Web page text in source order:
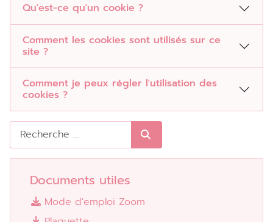
Qu'est-ce qu'un cookie ?
Comment les cookies sont utilisés sur ce
site ?
Comment je peux régler l'utilisation des
cookies ?
Rechercher
Documents utiles
Mode d'emploi Zoom